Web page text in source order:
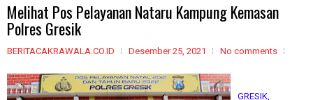
Melihat Pos Pelayanan Nataru Kampung Kemasan
Polres Gresik
BERITACAKRAWALA.CO.ID Desember 25, 2021 No comments
GRESIK,